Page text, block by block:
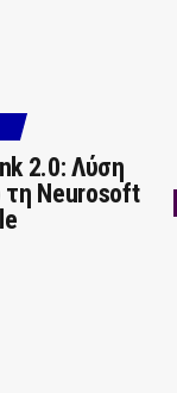
2.0: Λύση
τη Neurosoft